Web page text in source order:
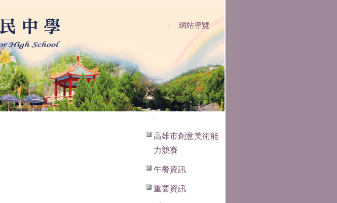
::: 網站導覽
:::
高雄市創意美術能
力競賽
午餐資訊
重要資訊